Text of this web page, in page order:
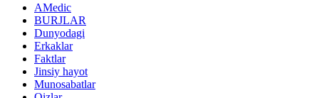
AMedic
BURJLAR
Dunyodagi
Erkaklar
Faktlar
Jinsiy hayot
Munosabatlar